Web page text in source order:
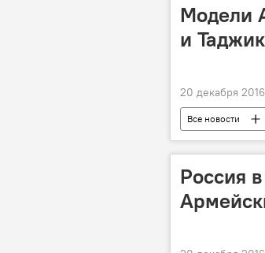
Модели
и
20 декабря
Все новости
Узбекистан и
Россия